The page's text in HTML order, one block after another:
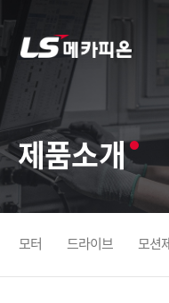
제품소개
모터 드라이브 모션